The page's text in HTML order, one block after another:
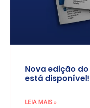
Nova edição
está disponível!
LEIA MAIS »